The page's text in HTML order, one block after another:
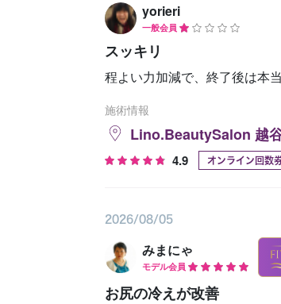
yorieri
一般会員
スッキリ
程よい力加減で、終了後は本
施術情報
Lino.BeautySalon 越
4.9 オンライン回数
2026/08/05
みまにゃ
モデル会員
お尻の冷えが改善